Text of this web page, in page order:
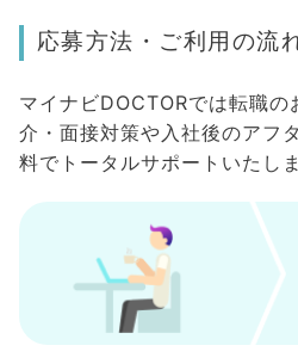
応募方法・ご利用の流
マイナビDOCTORでは転職の
介・面接対策や入社後のアフ
料でトータルサポートいたしま